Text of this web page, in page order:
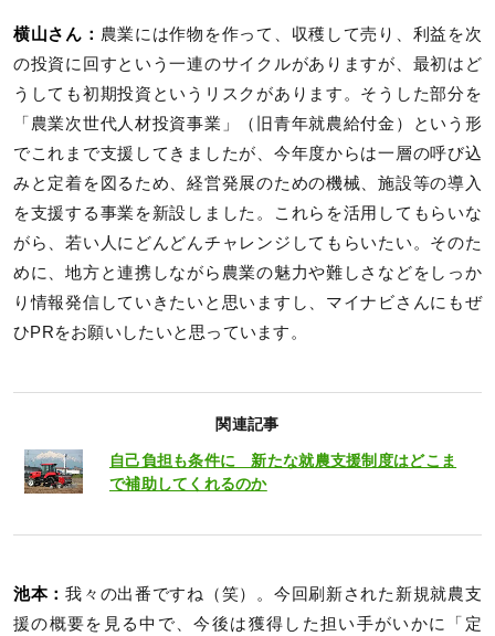
横山さん： 農業には作物を作って、収穫して売り、利益を次
の投資に回すという一連のサイクルがありますが、最初はど
うしても初期投資というリスクがあります。そうした部分を
「農業次世代人材投資事業」（旧青年就農給付金）という形
でこれまで支援してきましたが、今年度からは一層の呼び込
みと定着を図るため、経営発展のための機械、施設等の導入
を支援する事業を新設しました。これらを活用してもらいな
がら、若い人にどんどんチャレンジしてもらいたい。そのた
めに、地方と連携しながら農業の魅力や難しさなどをしっか
り情報発信していきたいと思いますし、マイナビさんにもぜ
ひPRをお願いしたいと思っています。
関連記事
自己負担も条件に 新たな就農支援制度はどこま
で補助してくれるのか
池本：我々の出番ですね（笑）。今回刷新された新規就農支
援の概要を見る中で、今後は獲得した担い手がいかに「定